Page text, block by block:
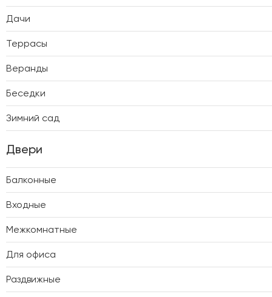
Дачи
Террасы
Веранды
Беседки
Зимний сад
Двери
Балконные
Входные
Межкомнатные
Для офиса
Раздвижные